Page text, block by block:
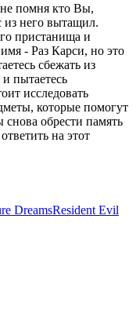
помня кто Вы,
из него вытащил.
пристанища и
- Раз Карси, но это
сбежать из
пытаетесь
исследовать
которые помогут
обрести память
на этот
DreamsResident Evil